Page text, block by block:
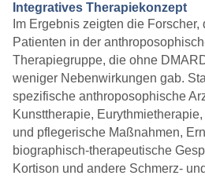
Integratives Therapiekonzept
Im Ergebnis zeigten die Forscher,
Patienten in der
Therapiegruppe, die ohne
weniger Nebenwirkungen gab.
spezifische anthroposophische
Kunsttherapie,
und pflegerische Maßnahmen,
biographisch-therapeutische
Kortison und andere Schmerz- und